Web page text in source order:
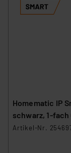
Homematic IP
schwarz, 1-fach
A
Artikel-Nr.